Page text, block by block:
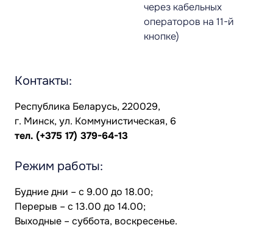
через кабельных
операторов на 11-й
кнопке)
Контакты:
Республика Беларусь, 220029,
г. Минск, ул. Коммунистическая, 6
тел. (+375 17) 379-64-13
Режим работы:
Будние дни – с 9.00 до 18.00;
Перерыв – с 13.00 до 14.00;
Выходные – суббота, воскресенье.